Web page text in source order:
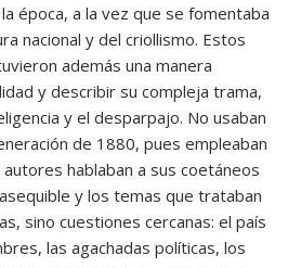
época, a la vez que se fomentaba
nacional y del criollismo. Estos
además una manera
y describir su compleja trama,
y el desparpajo. No usaban
de 1880, pues empleaban
hablaban a sus coetáneos
y los temas que trataban
sino cuestiones cercanas: el país
las agachadas políticas, los